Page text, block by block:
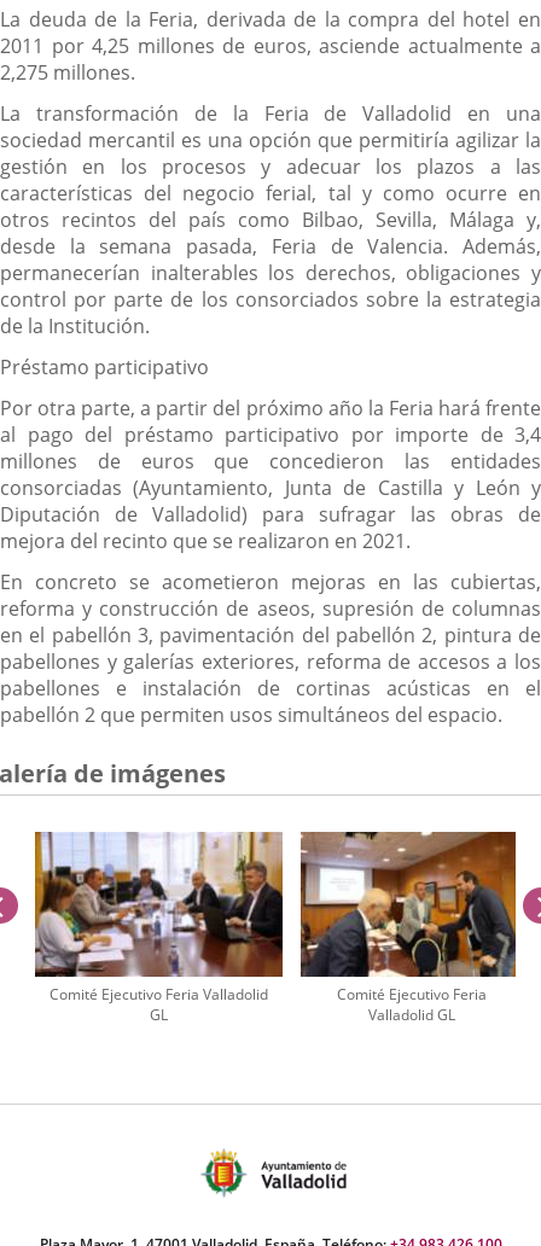
La deuda de la Feria, derivada de la compra del hotel en
2011 por 4,25 millones de euros, asciende actualmente a
2,275 millones.
La transformación de la Feria de Valladolid en una
sociedad mercantil es una opción que permitiría agilizar la
gestión en los procesos y adecuar los plazos a las
características del negocio ferial, tal y como ocurre en
otros recintos del país como Bilbao, Sevilla, Málaga y,
desde la semana pasada, Feria de Valencia. Además,
permanecerían inalterables los derechos, obligaciones y
control por parte de los consorciados sobre la estrategia
de la Institución.
Préstamo participativo
Por otra parte, a partir del próximo año la Feria hará frente
al pago del préstamo participativo por importe de 3,4
millones de euros que concedieron las entidades
consorciadas (Ayuntamiento, Junta de Castilla y León y
Diputación de Valladolid) para sufragar las obras de
mejora del recinto que se realizaron en 2021.
En concreto se acometieron mejoras en las cubiertas,
reforma y construcción de aseos, supresión de columnas
en el pabellón 3, pavimentación del pabellón 2, pintura de
pabellones y galerías exteriores, reforma de accesos a los
pabellones e instalación de cortinas acústicas en el
pabellón 2 que permiten usos simultáneos del espacio.
de imágenes
Comité Ejecutivo Feria Valladolid
GL
Comité Ejecutivo Feria
Valladolid GL
anterior